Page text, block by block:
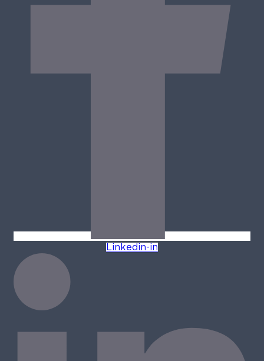
Linkedin-in